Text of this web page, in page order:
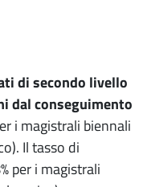
di secondo livello
dal conseguimento
i magistrali biennali
Il tasso di
per i magistrali